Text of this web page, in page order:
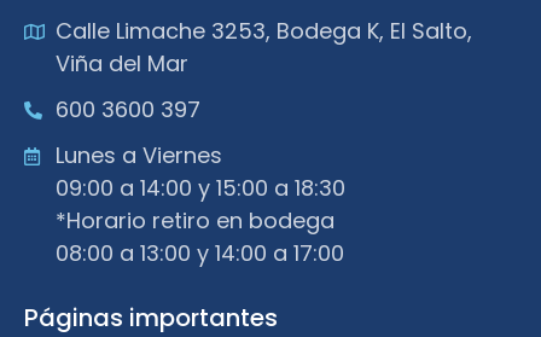
Calle Limache 3253, Bodega K, El Salto,
Viña del Mar
600 3600 397
Lunes a Viernes
09:00 a 14:00 y 15:00 a 18:30
*Horario retiro en bodega
08:00 a 13:00 y 14:00 a 17:00
Páginas importantes